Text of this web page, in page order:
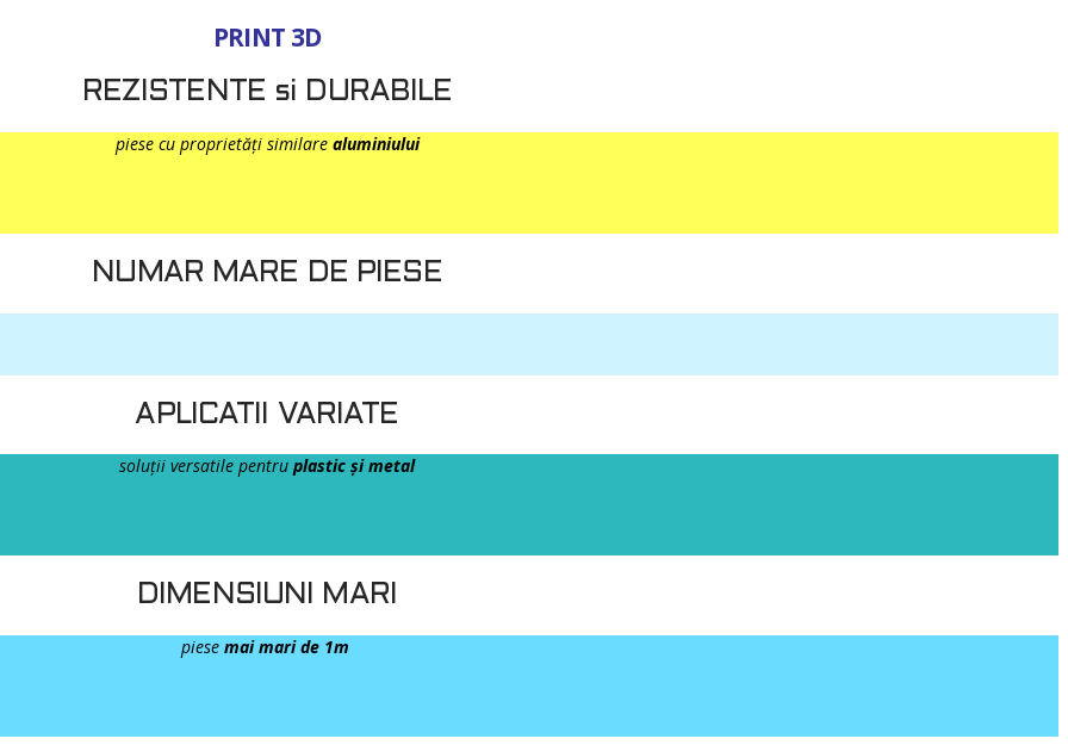
PRINT 3D
REZISTENTE si DURABILE
piese cu proprietăți similare aluminiului
NUMAR MARE DE PIESE
APLICATII VARIATE
soluții versatile pentru plastic și metal
DIMENSIUNI MARI
piese mai mari de 1m